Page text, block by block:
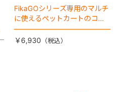
FikaGOシリーズ専用のマルチ
に使えるペットカートのコー
ナークッション登場。
￥6,930